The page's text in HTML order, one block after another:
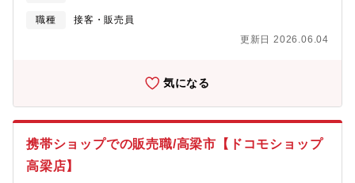
職種
接客・販売員
更新日 2026.06.04
気になる
携帯ショップでの販売職/高梁市【ドコモショップ
高梁店】